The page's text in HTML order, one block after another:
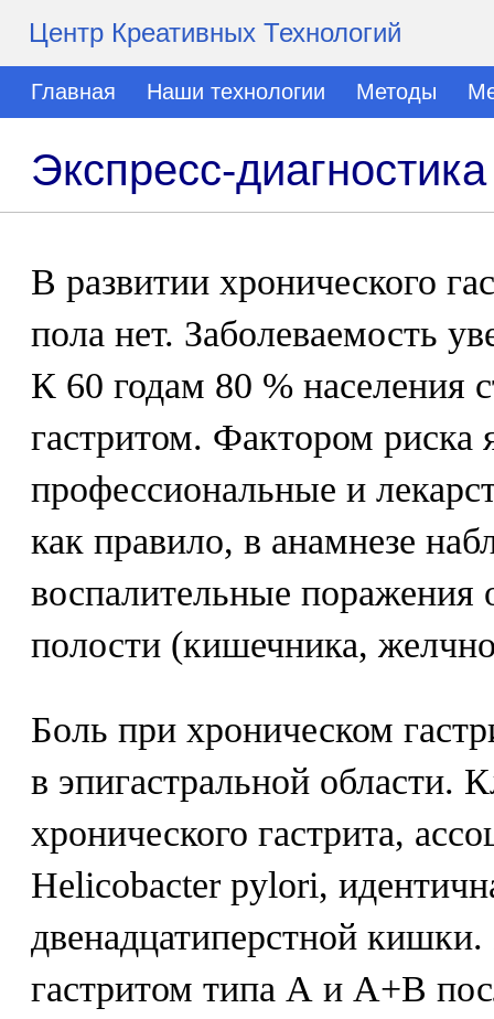
Центр Креативных Технологий
Главная Наши технологии Методы
Экспресс-
В развитии хронического
пола нет. Заболеваемость
К 60 годам 80 % населения
гастритом. Фактором риска
профессиональные и
как правило, в анамнезе
воспалительные
полости (кишечника,
Боль при хроническом
в эпигастральной области.
хронического гастрита,
Helicobacter pylori,
двенадцатиперстной
гастритом типа А и А+В